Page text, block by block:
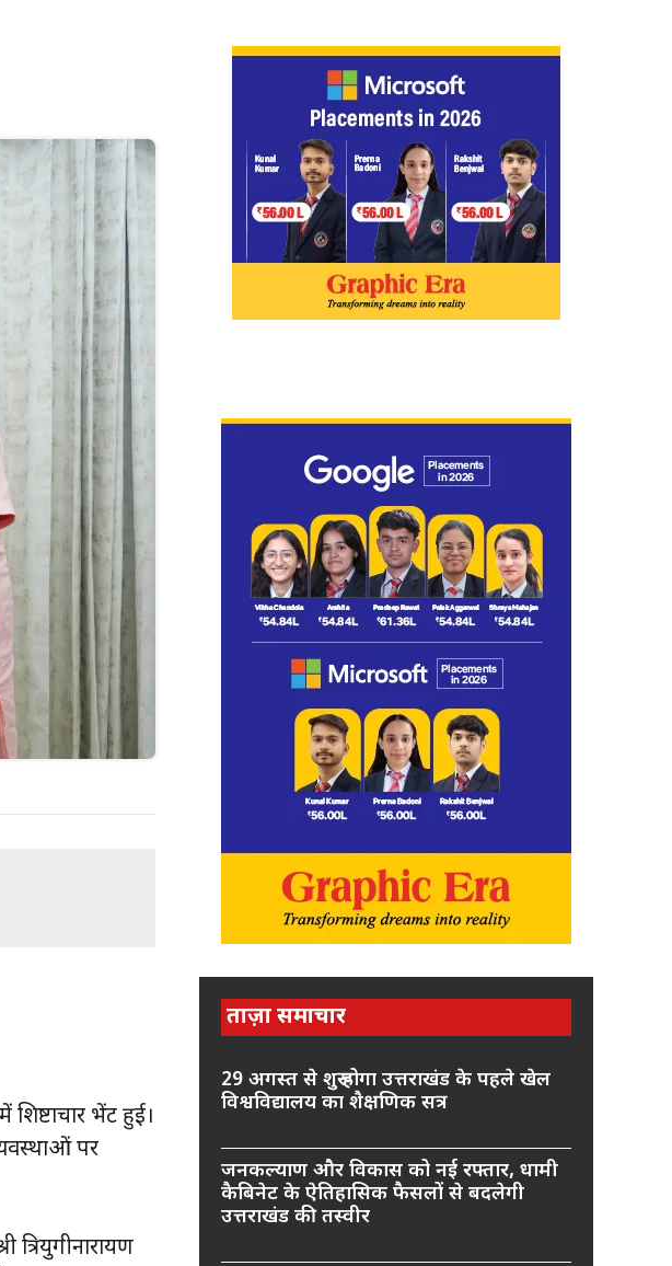
भेंट हुई।
पर
त्रियुगीनारायण
ताज़ा समाचार
29 अगस्त से शुरू होगा उत्तराखंड के पहले खेल
विश्वविद्यालय का शैक्षणिक सत्र
जनकल्याण और विकास को नई रफ्तार, धामी
कैबिनेट के ऐतिहासिक फैसलों से बदलेगी
उत्तराखंड की तस्वीर